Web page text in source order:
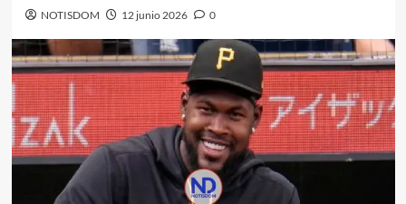
NOTISDOM 12 junio 2026 0